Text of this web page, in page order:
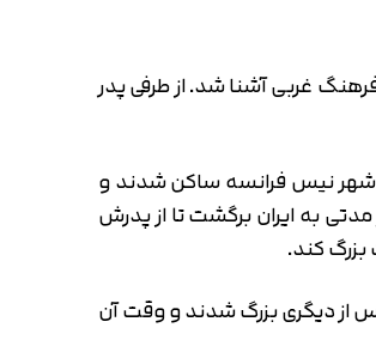
زبان انگلیسی و فرهنگ غربی آشنا شد. از طرفی پدر
شهر نیس فرانسه ساکن شدند و
به ایران برگشت تا از پدرش
کند.
از دیگری بزرگ شدند و وقت آن